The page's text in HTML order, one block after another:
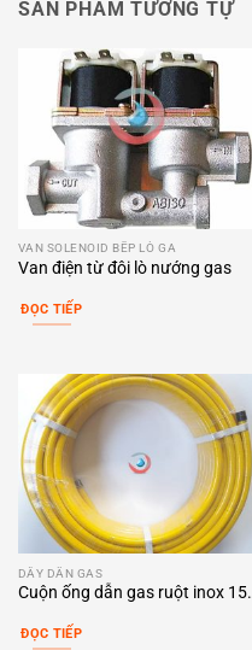
SẢN PHẨM TƯƠNG TỰ
VAN SOLENOID BẾP LÒ GA
Van điện từ đôi lò nướng gas
ĐỌC TIẾP
DÂY DẪN GAS
Cuộn ống dẫn gas ruột inox 15-
ĐỌC TIẾP